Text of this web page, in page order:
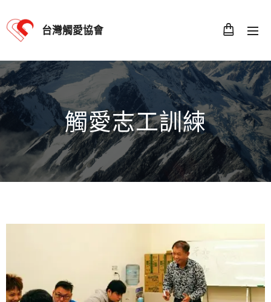
台灣觸愛協會
觸愛志工訓練